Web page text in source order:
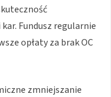
Fundusz regularnie
opłaty za brak OC
zmniejszanie